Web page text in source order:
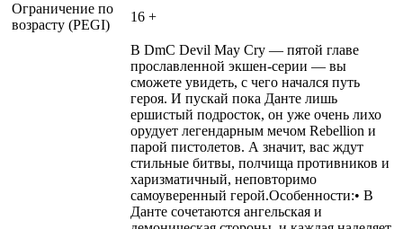
Ограничение по
возрасту (PEGI)
16 +
В DmC Devil May Cry — пятой главе
прославленной экшен-серии — вы
сможете увидеть, с чего начался путь
героя. И пускай пока Данте лишь
ершистый подросток, он уже очень лихо
орудует легендарным мечом Rebellion и
парой пистолетов. А значит, вас ждут
стильные битвы, полчища противников и
харизматичный, неповторимо
самоуверенный герой.Особенности:• В
Данте сочетаются ангельская и